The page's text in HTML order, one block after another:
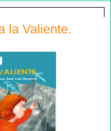
la Valiente.